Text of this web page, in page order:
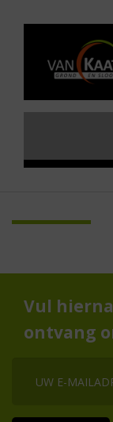
Vul
ontvang